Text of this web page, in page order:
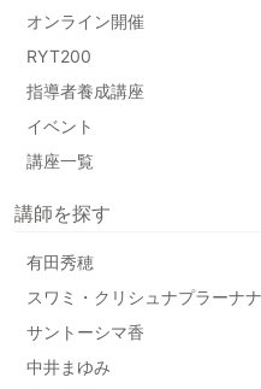
オンライン開催
RYT200
指導者養成講座
イベント
講座一覧
講師を探す
有田秀穂
スワミ・クリシュナプラーナ
サントーシマ香
中井まゆみ